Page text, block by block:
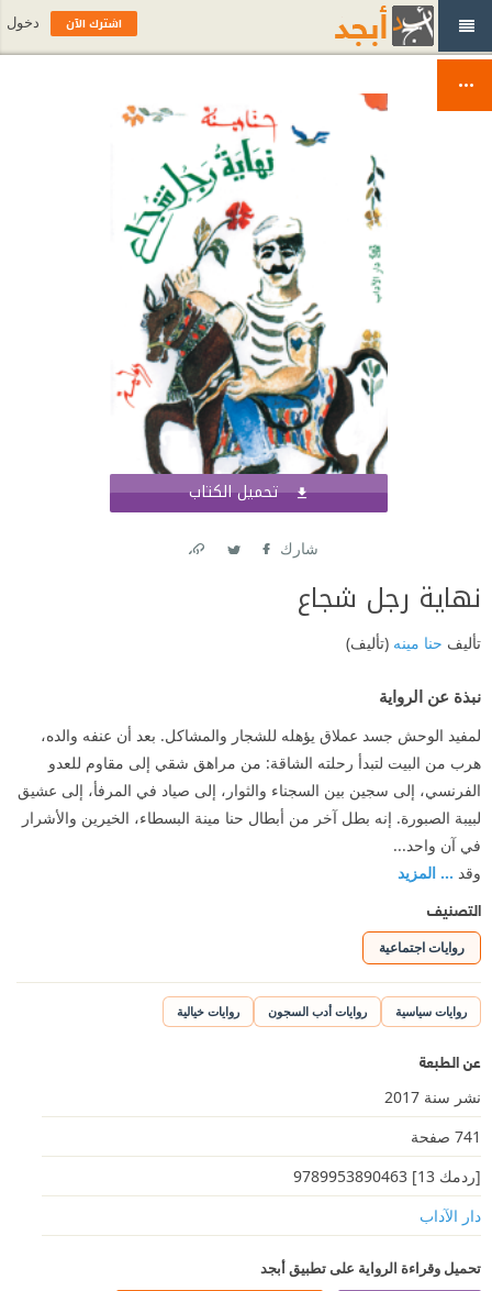
تحميل الكتاب
شارك
نهاية رجل شجاع
تأليف حنا مينه (تأليف)
نبذة عن الرواية
لمفيد الوحش جسد عملاق يؤهله للشجار والمشاكل. بعد أن عنفه والده،
هرب من البيت لتبدأ رحلته الشاقة: من مراهق شقي إلى مقاوم للعدو
الفرنسي، إلى سجين بين السجناء والثوار، إلى صياد في المرفأ، إلى عشيق
لبيبة الصبورة. إنه بطل آخر من أبطال حنا مينة البسطاء، الخيرين والأشرار
في آن واحد...
وقد ... المزيد
التصنيف
روايات اجتماعية
روايات سياسية روايات أدب السجون روايات خيالية
عن الطبعة
نشر سنة 2017
741 صفحة
[ردمك 13] 9789953890463
دار الآداب
تحميل وقراءة الرواية على تطبيق أبجد
اشترك الآن دخول